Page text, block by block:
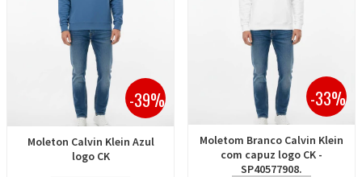
-39%
Moleton Calvin Klein Azul
logo CK
-33%
Moletom Branco Calvin Klein
com capuz logo CK -
SP40577908.